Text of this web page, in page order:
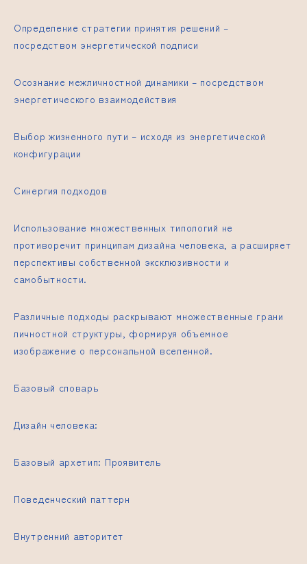
Определение стратегии принятия решений –
посредством энергетической подписи
Осознание межличностной динамики – посредством
энергетического взаимодействия
Выбор жизненного пути – исходя из энергетической
конфигурации
Синергия подходов
Использование множественных типологий не
противоречит принципам дизайна человека, а расширяет
перспективы собственной эксклюзивности и
самобытности.
Различные подходы раскрывают множественные грани
личностной структуры, формируя объемное
изображение о персональной вселенной.
Базовый словарь
Дизайн человека:
Базовый архетип: Проявитель
Поведенческий паттерн
Внутренний авторитет